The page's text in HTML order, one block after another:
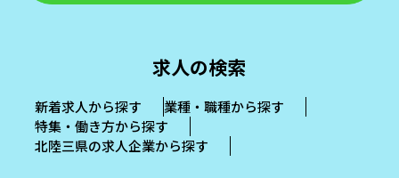
求人の検索
新着求人から探す
業種・職種から探す
特集・働き方から探す
北陸三県の求人企業から探す